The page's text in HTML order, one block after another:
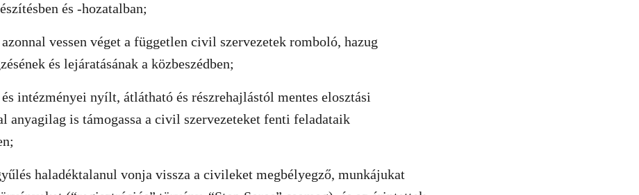
és -hozatalban;
vessen véget a független civil szervezetek romboló, hazug
és lejáratásának a közbeszédben;
intézményei nyílt, átlátható és részrehajlástól mentes elosztási
anyagilag is támogassa a civil szervezeteket fenti feladataik
haladéktalanul vonja vissza a civileket megbélyegző, munkájukat